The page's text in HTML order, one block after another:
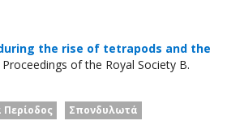
the rise of tetrapods and the
Proceedings of the Royal Society B.
Περίοδος
Σπονδυλωτά